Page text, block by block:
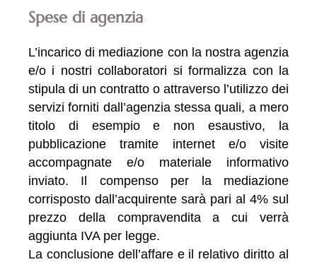
Spese di agenzia
L’incarico di mediazione con la nostra agenzia
e/o i nostri collaboratori si formalizza con la
stipula di un contratto o attraverso l’utilizzo dei
servizi forniti dall’agenzia stessa quali, a mero
titolo di esempio e non esaustivo, la
pubblicazione tramite internet e/o visite
accompagnate e/o materiale informativo
inviato. Il compenso per la mediazione
corrisposto dall’acquirente sarà pari al 4% sul
prezzo della compravendita a cui verrà
aggiunta IVA per legge.
La conclusione dell’affare e il relativo diritto al